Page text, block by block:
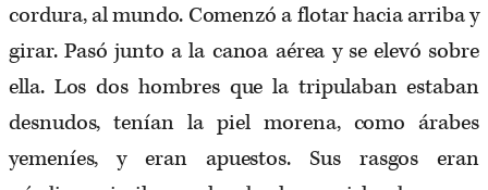
cordura, al mundo. Comenzó a flotar hacia arriba y
girar. Pasó junto a la canoa aérea y se elevó sobre
ella. Los dos hombres que la tripulaban estaban
desnudos, tenían la piel morena, como árabes
yemeníes, y eran apuestos. Sus rasgos eran